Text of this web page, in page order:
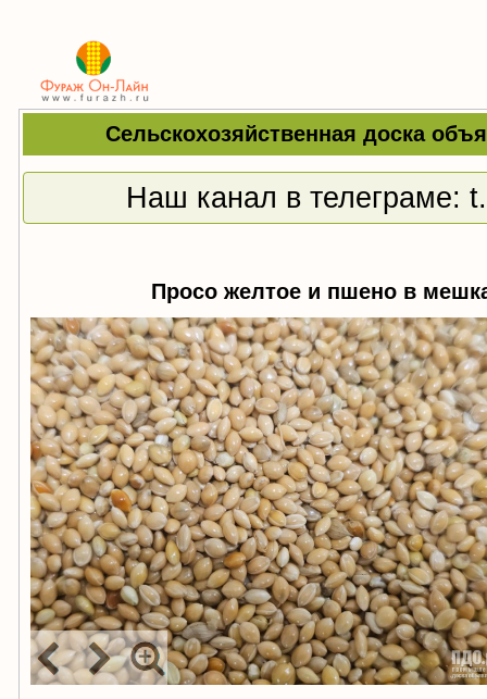
Сельскохозяйственная доска
Наш канал в телеграме:
Просо желтое и пшено в